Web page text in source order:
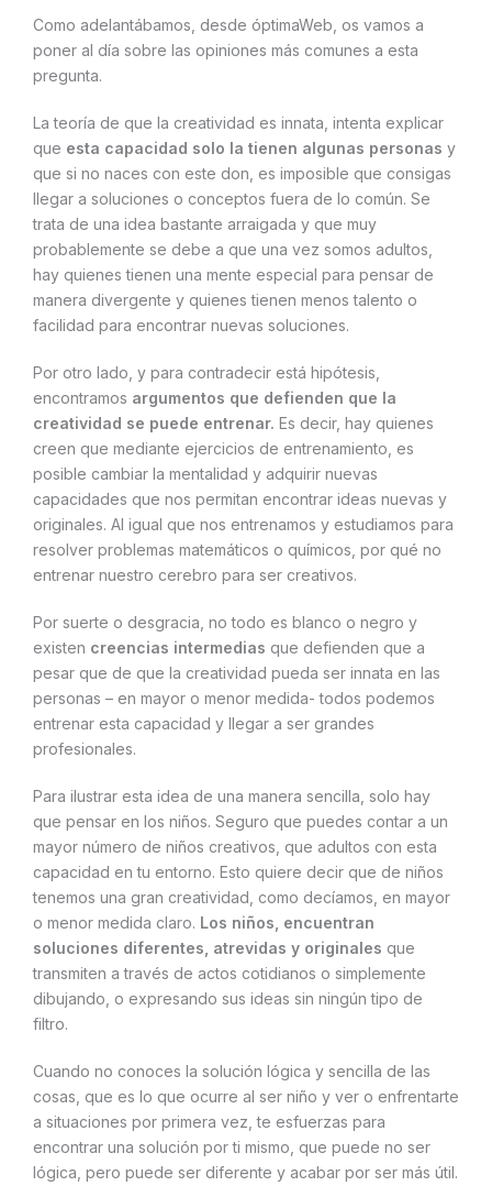
Como adelantábamos, desde óptimaWeb, os vamos a
poner al día sobre las opiniones más comunes a esta
pregunta.
La teoría de que la creatividad es innata, intenta explicar
que esta capacidad solo la tienen algunas personas y
que si no naces con este don, es imposible que consigas
llegar a soluciones o conceptos fuera de lo común. Se
trata de una idea bastante arraigada y que muy
probablemente se debe a que una vez somos adultos,
hay quienes tienen una mente especial para pensar de
manera divergente y quienes tienen menos talento o
facilidad para encontrar nuevas soluciones.
Por otro lado, y para contradecir está hipótesis,
encontramos argumentos que defienden que la
creatividad se puede entrenar. Es decir, hay quienes
creen que mediante ejercicios de entrenamiento, es
posible cambiar la mentalidad y adquirir nuevas
capacidades que nos permitan encontrar ideas nuevas y
originales. Al igual que nos entrenamos y estudiamos para
resolver problemas matemáticos o químicos, por qué no
entrenar nuestro cerebro para ser creativos.
Por suerte o desgracia, no todo es blanco o negro y
existen creencias intermedias que defienden que a
pesar que de que la creatividad pueda ser innata en las
personas – en mayor o menor medida- todos podemos
entrenar esta capacidad y llegar a ser grandes
profesionales.
Para ilustrar esta idea de una manera sencilla, solo hay
que pensar en los niños. Seguro que puedes contar a un
mayor número de niños creativos, que adultos con esta
capacidad en tu entorno. Esto quiere decir que de niños
tenemos una gran creatividad, como decíamos, en mayor
o menor medida claro. Los niños, encuentran
soluciones diferentes, atrevidas y originales que
transmiten a través de actos cotidianos o simplemente
dibujando, o expresando sus ideas sin ningún tipo de
filtro.
Cuando no conoces la solución lógica y sencilla de las
cosas, que es lo que ocurre al ser niño y ver o enfrentarte
a situaciones por primera vez, te esfuerzas para
encontrar una solución por ti mismo, que puede no ser
lógica, pero puede ser diferente y acabar por ser más útil.